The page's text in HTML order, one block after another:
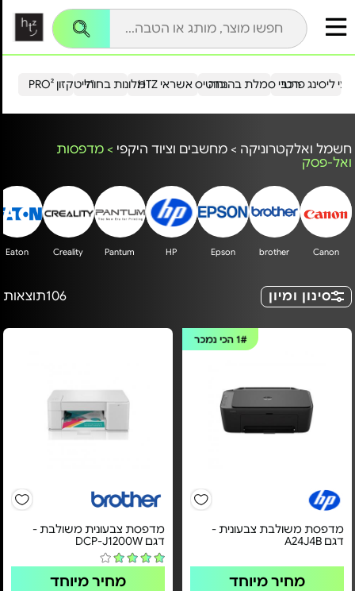
הייטקזון PRO²מלונות בחו"ל כרטיס אשראי HTZ ליסינג פרטירכבי סמלת בהנחה
חשמל ואלקטרוניקה > מחשבים וציוד היקפי > מדפסות
ואל-פסק
Canon
brother
Epson
HP
Pantum
Creality
Eaton
סינון ומיון 106תוצאות
1#הכי נמכר
מדפסת משולבת צבעונית -
דגם A24J4B
מחיר מיוחד
מדפסת צבעונית משולבת -
דגם DCP-J1200W
מחיר מיוחד